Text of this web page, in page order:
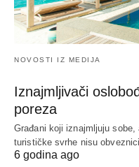
NOVOSTI IZ MEDIJA
Iznajmljivači
poreza
Građani koji iznajmljuju
turističke svrhe nisu
6 godina ago